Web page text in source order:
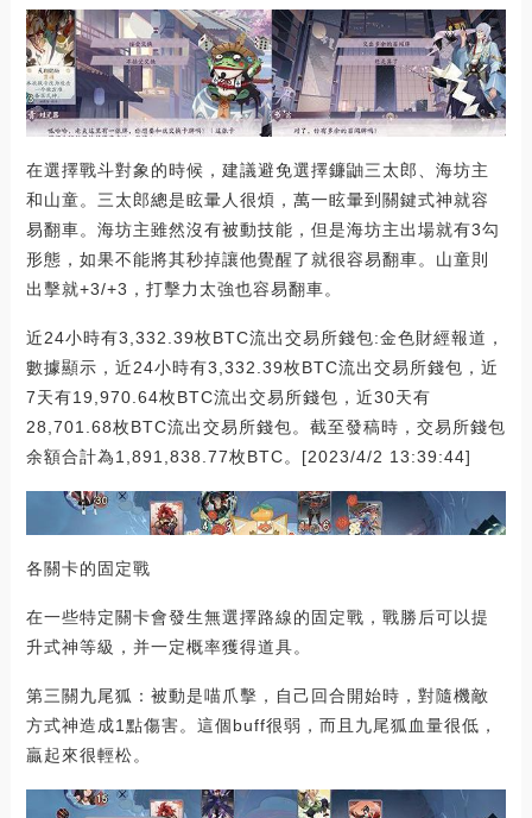
在選擇戰斗對象的時候，建議避免選擇鐮鼬三太郎、海坊主
和山童。三太郎總是眩暈人很煩，萬一眩暈到關鍵式神就容
易翻車。海坊主雖然沒有被動技能，但是海坊主出場就有3勾
形態，如果不能將其秒掉讓他覺醒了就很容易翻車。山童則
出擊就+3/+3，打擊力太強也容易翻車。
近24小時有3,332.39枚BTC流出交易所錢包:金色財經報道，
數據顯示，近24小時有3,332.39枚BTC流出交易所錢包，近
7天有19,970.64枚BTC流出交易所錢包，近30天有
28,701.68枚BTC流出交易所錢包。截至發稿時，交易所錢包
余額合計為1,891,838.77枚BTC。[2023/4/2 13:39:44]
各關卡的固定戰
在一些特定關卡會發生無選擇路線的固定戰，戰勝后可以提
升式神等級，并一定概率獲得道具。
第三關九尾狐：被動是喵爪擊，自己回合開始時，對隨機敵
方式神造成1點傷害。這個buff很弱，而且九尾狐血量很低，
贏起來很輕松。